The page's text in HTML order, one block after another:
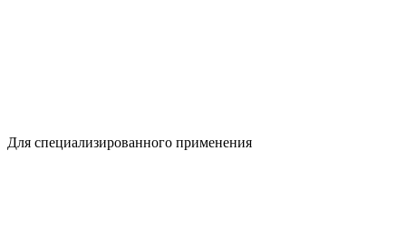
Для специализированного применения